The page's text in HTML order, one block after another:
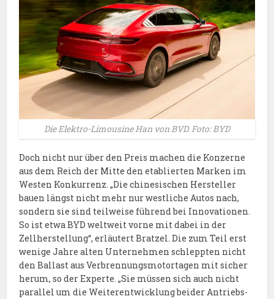
Die Elektro-Limousine Han von BVD. Foto: BYD
Doch nicht nur über den Preis machen die Konzerne
aus dem Reich der Mitte den etablierten Marken im
Westen Konkurrenz. „Die chinesischen Hersteller
bauen längst nicht mehr nur westliche Autos nach,
sondern sie sind teilweise führend bei Innovationen.
So ist etwa BYD weltweit vorne mit dabei in der
Zellherstellung“, erläutert Bratzel. Die zum Teil erst
wenige Jahre alten Unternehmen schleppten nicht
den Ballast aus Verbrennungsmotortagen mit sicher
herum, so der Experte. „Sie müssen sich auch nicht
parallel um die Weiterentwicklung beider Antriebs-